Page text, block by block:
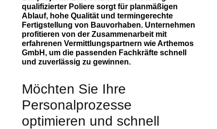
qualifizierter Poliere sorgt für planmäßigen
Ablauf, hohe Qualität und termingerechte
Fertigstellung von Bauvorhaben. Unternehmen
profitieren von der Zusammenarbeit mit
erfahrenen Vermittlungspartnern wie Arthemos
GmbH, um die passenden Fachkräfte schnell
und zuverlässig zu gewinnen.
Möchten Sie Ihre
Personalprozesse
optimieren und schnell